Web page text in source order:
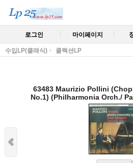
로그인 마이페이지
수입LP(클래식) 콜렉션LP
63483 Maurizio Pollini
No.1) (Philharmonia Orch./